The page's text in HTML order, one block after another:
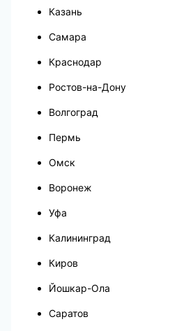
Казань
Самара
Краснодар
Ростов-на-Дону
Волгоград
Пермь
Омск
Воронеж
Уфа
Калининград
Киров
Йошкар-Ола
Саратов